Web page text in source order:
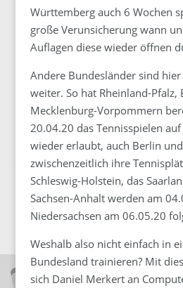
Württemberg auch 6 Wochen
große Verunsicherung wann
Auflagen diese wieder öffnen
Andere Bundesländer sind
weiter. So hat Rheinland-
Mecklenburg-Vorpommern
20.04.20 das Tennisspielen
wieder erlaubt, auch Berlin
zwischenzeitlich ihre
Schleswig-Holstein, das
Sachsen-Anhalt werden am
Niedersachsen am 06.05.20
Weshalb also nicht einfach in
Bundesland trainieren? Mit
sich Daniel Merkert an